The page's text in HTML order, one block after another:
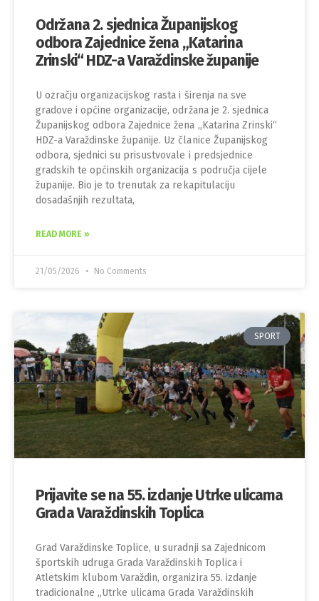
Održana 2. sjednica Županijskog
odbora Zajednice žena „Katarina
Zrinski“ HDZ-a Varaždinske županije
U ozračju organizacijskog rasta i širenja na sve
gradove i općine organizacije, održana je 2. sjednica
Županijskog odbora Zajednice žena „Katarina Zrinski“
HDZ-a Varaždinske županije. Uz članice Županijskog
odbora, sjednici su prisustvovale i predsjednice
gradskih te općinskih organizacija s područja cijele
županije. Bio je to trenutak za rekapitulaciju
dosadašnjih rezultata,
READ MORE »
21/05/2026 No Comments
SPORT
Prijavite se na 55. izdanje Utrke ulicama
Grada Varaždinskih Toplica
Grad Varaždinske Toplice, u suradnji sa Zajednicom
športskih udruga Grada Varaždinskih Toplica i
Atletskim klubom Varaždin, organizira 55. izdanje
tradicionalne „Utrke ulicama Grada Varaždinskih